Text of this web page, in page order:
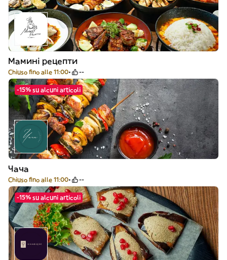
Мамині рецепти
Chiuso fino alle 11:00 --
-15% su alcuni articoli
Чача
Chiuso fino alle 11:00 --
-15% su alcuni articoli